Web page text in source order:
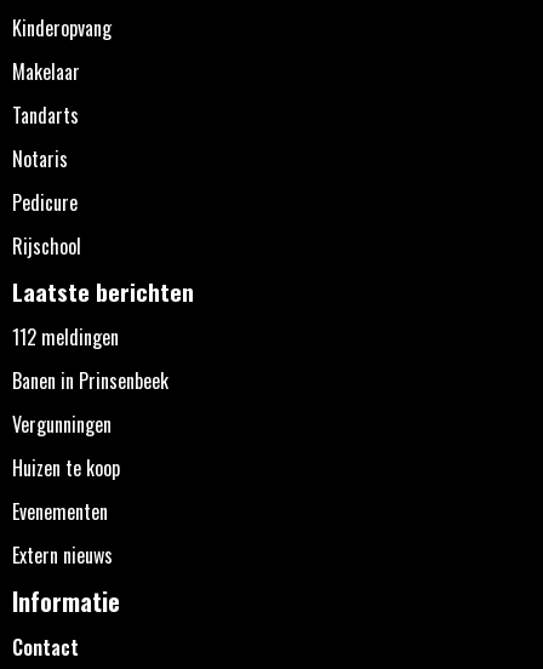
Kinderopvang
Makelaar
Tandarts
Notaris
Pedicure
Rijschool
Laatste berichten
112 meldingen
Banen in Prinsenbeek
Vergunningen
Huizen te koop
Evenementen
Extern nieuws
Informatie
Contact